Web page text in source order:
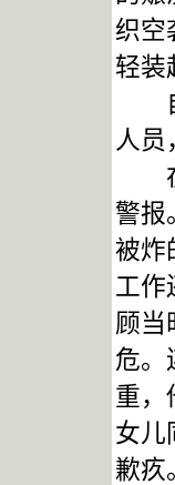
织空
轻装
自
人
在
警报
被炸
工作
顾当
危。
重，
女儿
歉疚